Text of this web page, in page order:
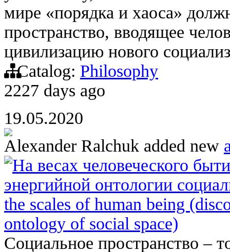
мире «порядка и хаоса»
пространство, вводящее
цивилизацию нового
Catalog: Philosophy
2227 days ago
19.05.2020
Alexander Ralchuk added new
На весах человеческого
энергийной онтологии
the scales of human being
ontology of social space)
Социальное пространство –